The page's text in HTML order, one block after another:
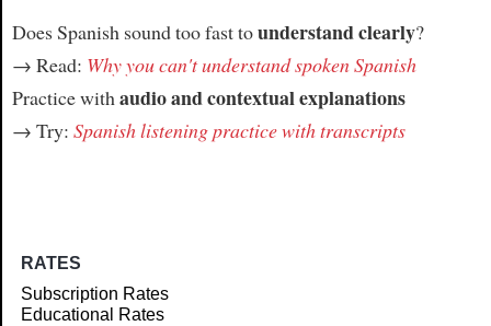
Does Spanish sound too fast tounderstand clearly?
→ Read: Why you can't understand spoken Spanish
Practice withaudio and contextual explanations
→ Try: Spanish listening practice with transcripts
RATES
Subscription Rates
Educational Rates